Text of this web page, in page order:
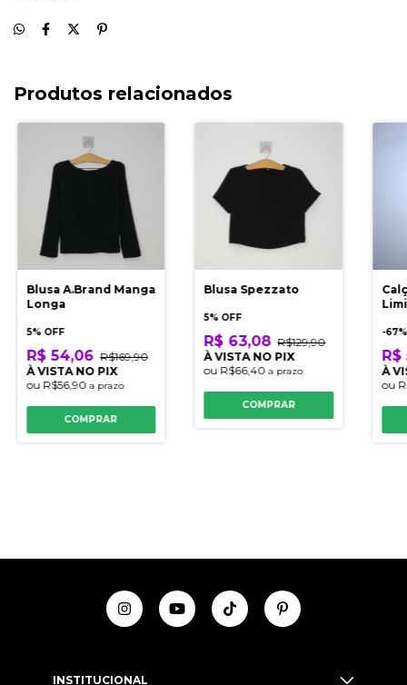
Produtos relacionados
Blusa A.Brand Manga
Longa
5% OFF
R$ 54,06 R$169,90
À VISTA NO PIX
ou R$56,90 a prazo
COMPRAR
Blusa Spezzato
5% OFF
R$ 63,08 R$129,90
À VISTA NO PIX
ou R$66,40a prazo
COMPRAR
-67
R$
À
ou
INSTITUCIONAL